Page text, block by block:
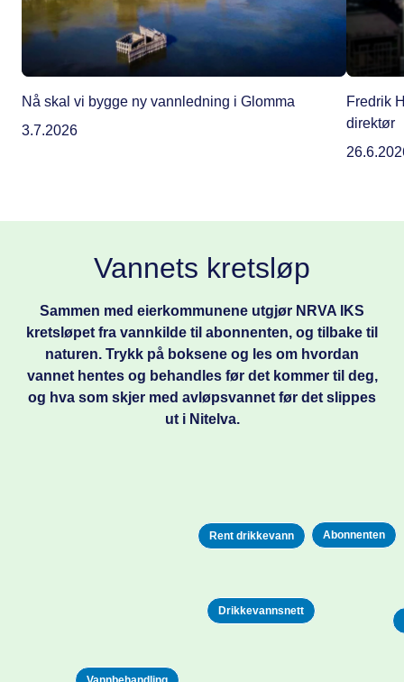
Nå skal vi bygge ny vannledning i Glomma
3.7.2026
Fredrik
direktør
Vannets kretsløp
Sammen med eierkommunene utgjør NRVA IKS
kretsløpet fra vannkilde til abonnenten, og tilbake til
naturen. Trykk på boksene og les om hvordan
vannet hentes og behandles før det kommer til deg,
og hva som skjer med avløpsvannet før det slippes
ut i Nitelva.
Rent drikkevann
Drikkevannsnett
Abonnenten